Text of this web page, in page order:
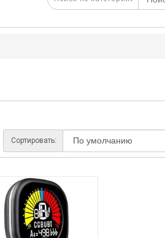
Сортировать: